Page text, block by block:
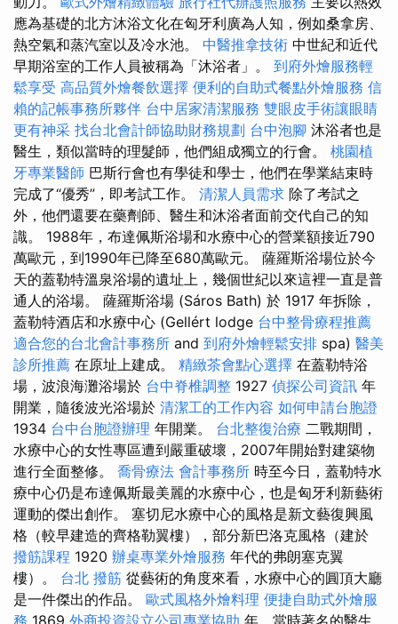
應為基礎的北方沐浴文化在匈牙利廣為人知，例如桑拿房、
熱空氣和蒸汽室以及冷水池。 中醫推拿技術 中世紀和近代
早期浴室的工作人員被稱為「沐浴者」。 到府外燴服務輕
鬆享受 高品質外燴餐飲選擇 便利的自助式餐點外燴服務 信
賴的記帳事務所夥伴 台中居家清潔服務 雙眼皮手術讓眼睛
更有神采 找台北會計師協助財務規劃 台中泡腳 沐浴者也是
醫生，類似當時的理髮師，他們組成獨立的行會。 桃園植
牙專業醫師 巴斯行會也有學徒和學士，他們在學業結束時
完成了“優秀”，即考試工作。 清潔人員需求 除了考試之
外，他們還要在藥劑師、醫生和沐浴者面前交代自己的知
識。 1988年，布達佩斯浴場和水療中心的營業額接近790
萬歐元，到1990年已降至680萬歐元。 薩羅斯浴場位於今
天的蓋勒特溫泉浴場的遺址上，幾個世紀以來這裡一直是普
通人的浴場。 薩羅斯浴場 (Sáros Bath) 於 1917 年拆除，
蓋勒特酒店和水療中心 (Gellért lodge 台中整骨療程推薦
適合您的台北會計事務所 and 到府外燴輕鬆安排 spa) 醫美
診所推薦 在原址上建成。 精緻茶會點心選擇 在蓋勒特浴
場，波浪海灘浴場於 台中脊椎調整 1927 偵探公司資訊 年
開業，隨後波光浴場於 清潔工的工作內容 如何申請台胞證
1934 台中台胞證辦理 年開業。 台北整復治療 二戰期間，
水療中心的女性專區遭到嚴重破壞，2007年開始對建築物
進行全面整修。 喬骨療法 會計事務所 時至今日，蓋勒特水
療中心仍是布達佩斯最美麗的水療中心，也是匈牙利新藝術
運動的傑出創作。 塞切尼水療中心的風格是新文藝復興風
格（較早建造的齊格勒翼樓），部分新巴洛克風格（建於
撥筋課程 1920 辦桌專業外燴服務 年代的弗朗塞克翼
樓）。 台北 撥筋 從藝術的角度來看，水療中心的圓頂大廳
是一件傑出的作品。 歐式風格外燴料理 便捷自助式外燴服
務 1869 外商投資設立公司專業協助 年，當時著名的醫生